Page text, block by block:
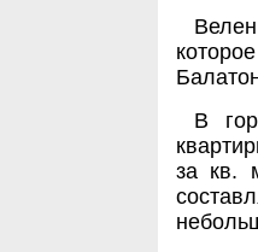
В
за кв.